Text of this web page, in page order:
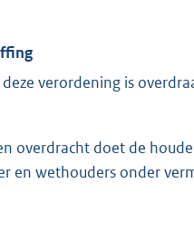
verordening is
overdracht doet de
en wethouders onder